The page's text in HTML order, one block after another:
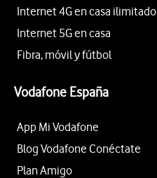
Internet 4G en casa ilimitado
Internet 5G en casa
Fibra, móvil y fútbol
Vodafone España
App Mi Vodafone
Blog Vodafone Conéctate
Plan Amigo